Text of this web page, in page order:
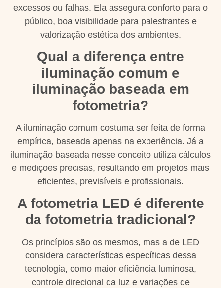
excessos ou falhas. Ela assegura conforto para o
público, boa visibilidade para palestrantes e
valorização estética dos ambientes.
Qual a diferença entre
iluminação comum e
iluminação baseada em
fotometria?
A iluminação comum costuma ser feita de forma
empírica, baseada apenas na experiência. Já a
iluminação baseada nesse conceito utiliza cálculos
e medições precisas, resultando em projetos mais
eficientes, previsíveis e profissionais.
A fotometria LED é diferente
da fotometria tradicional?
Os princípios são os mesmos, mas a de LED
considera características específicas dessa
tecnologia, como maior eficiência luminosa,
controle direcional da luz e variações de